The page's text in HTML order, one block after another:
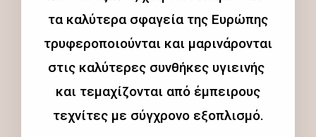
τα καλύτερα σφαγεία της Ευρώπης
τρυφεροποιούνται και μαρινάρονται
στις καλύτερες συνθήκες υγιεινής
και τεμαχίζονται από έμπειρους
τεχνίτες με σύγχρονο εξοπλισμό.